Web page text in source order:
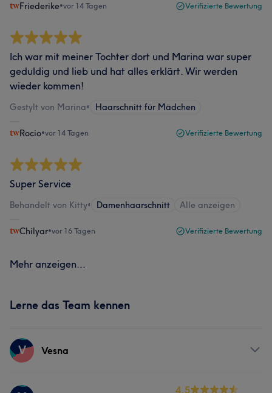
Friederike•vor 14 Tagen Verifizierte Bewertung
Ich war mit meiner Tochter dort und Marina war super
geduldig und lieb und hat alles erklärt. Wir werden
wieder kommen!
Gestylt von Marina• Haarschnitt für Mädchen
Rocio•vor 14 Tagen Verifizierte Bewertung
Super Service
Behandelt von Kitty• Damenhaarschnitt Alle anzeigen
Chilyar•vor 16 Tagen Verifizierte Bewertung
Mehr anzeigen...
Lerne das Team kennen
V Vesna
Services 4.5